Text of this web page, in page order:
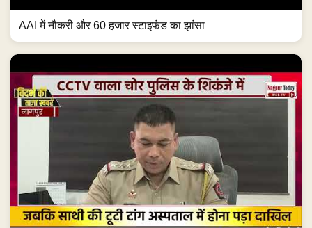
AAI में नौकरी और 60 हजार स्टाइफंड का झांसा